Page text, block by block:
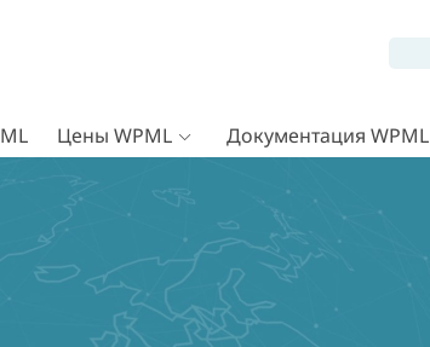
Цены WPML Документация WPML